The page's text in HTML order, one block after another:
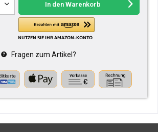
In den Warenkorb
Fragen zum Artikel?